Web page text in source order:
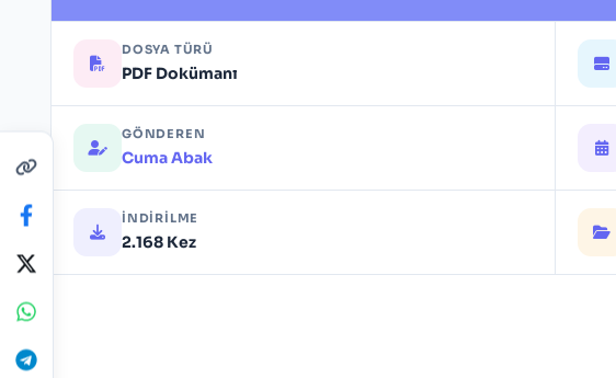
DOSYA TÜRÜ
PDF Dokümanı
GÖNDEREN
Cuma Abak
İNDIRILME
2.168 Kez